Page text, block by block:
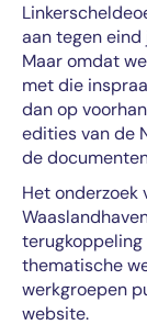
aan tegen
Maar omdat
met die
dan op
edities van de
de
Het onderzoek
thematische
werkgroepen
website.